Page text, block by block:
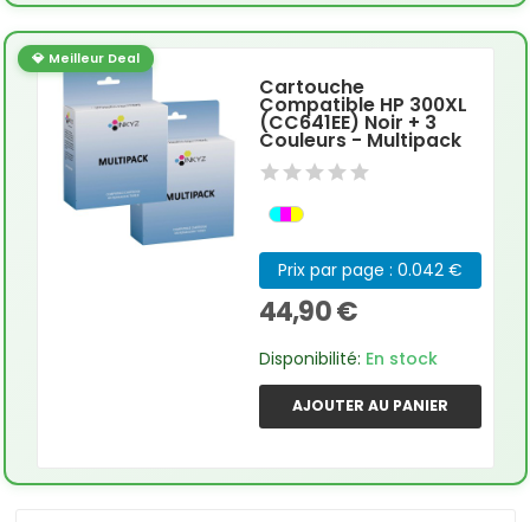
💎 Meilleur Deal
Cartouche
Compatible HP 300XL
(CC641EE) Noir + 3
Couleurs - Multipack
Prix par page : 0.042 €
44,90 €
Disponibilité: En stock
AJOUTER AU PANIER